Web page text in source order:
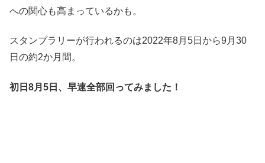
への関心も高まっているかも。
スタンプラリーが行われるのは2022年8月5日から9月30
日の約2か月間。
初日8月5日、早速全部回ってみました！